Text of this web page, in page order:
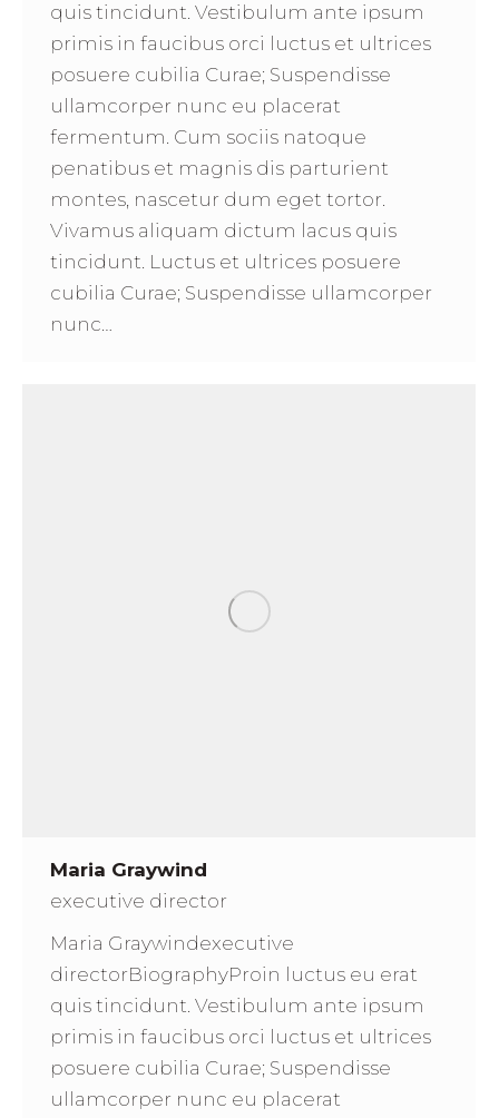
quis tincidunt. Vestibulum ante ipsum
primis in faucibus orci luctus et ultrices
posuere cubilia Curae; Suspendisse
ullamcorper nunc eu placerat
fermentum. Cum sociis natoque
penatibus et magnis dis parturient
montes, nascetur dum eget tortor.
Vivamus aliquam dictum lacus quis
tincidunt. Luctus et ultrices posuere
cubilia Curae; Suspendisse ullamcorper
nunc…
Maria Graywind
executive director
Maria Graywindexecutive
directorBiographyProin luctus eu erat
quis tincidunt. Vestibulum ante ipsum
primis in faucibus orci luctus et ultrices
posuere cubilia Curae; Suspendisse
ullamcorper nunc eu placerat